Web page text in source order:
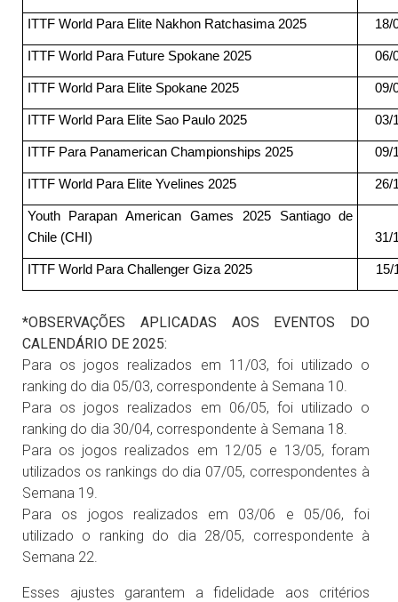
ITTF World Para Elite Nakhon Ratchasima 2025 18/
ITTF World Para Future Spokane 2025 06/
ITTF World Para Elite Spokane 2025 09/
ITTF World Para Elite Sao Paulo 2025 03/
ITTF Para Panamerican Championships 2025 09/
ITTF World Para Elite Yvelines 2025 26/
Youth Parapan American Games 2025 Santiago de
Chile (CHI)
31/
ITTF World Para Challenger Giza 2025 15/
*OBSERVAÇÕES APLICADAS AOS EVENTOS DO
CALENDÁRIO DE 2025:
Para os jogos realizados em 11/03, foi utilizado o
ranking do dia 05/03, correspondente à Semana 10.
Para os jogos realizados em 06/05, foi utilizado o
ranking do dia 30/04, correspondente à Semana 18.
Para os jogos realizados em 12/05 e 13/05, foram
utilizados os rankings do dia 07/05, correspondentes à
Semana 19.
Para os jogos realizados em 03/06 e 05/06, foi
utilizado o ranking do dia 28/05, correspondente à
Semana 22.
Esses ajustes garantem a fidelidade aos critérios